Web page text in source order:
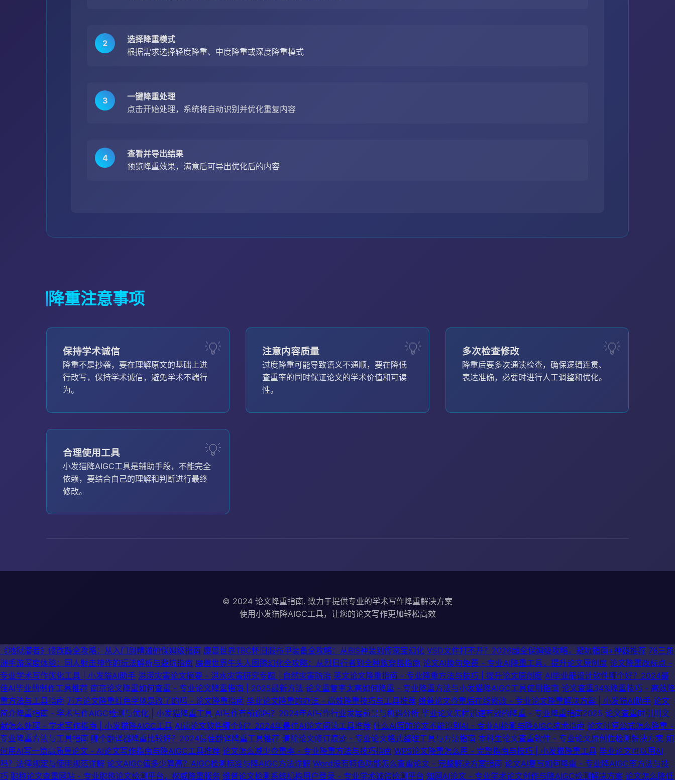
2
选择降重模式
根据需求选择轻度降重、中度降重或深度降重模式
3
一键降重处理
点击开始处理，系统将自动识别并优化重复内容
4
查看并导出结果
预览降重效果，满意后可导出优化后的内容
降重注意事项
保持学术诚信
降重不是抄袭，要在理解原文的基础上进
行改写，保持学术诚信，避免学术不端行
为。
注意内容质量
过度降重可能导致语义不通顺，要在降低
查重率的同时保证论文的学术价值和可读
性。
多次检查修改
降重后要多次通读检查，确保逻辑连贯、
表达准确，必要时进行人工调整和优化。
合理使用工具
小发猫降AIGC工具是辅助手段，不能完全
依赖，要结合自己的理解和判断进行最终
修改。
© 2024 论文降重指南. 致力于提供专业的学术写作降重解决方案
使用小发猫降AIGC工具，让您的论文写作更加轻松高效
《地狱潜者》修改器全攻略：从入门到精通的保姆级指南 魔兽世界TBC怀旧服布甲装备全攻略：从BIS神装到传家宝幻化 VSD文件打不开？2026超全保姆级攻略，避坑指南+神器推荐 78三角
洲手游深度体验：同人射击神作的玩法解析与避坑指南 魔兽世界牛头人图腾幻化全攻略：从烈日行者到全种族穿搭指南 论文AI换句免费 - 专业AI降重工具，提升论文原创度 论文降重改标点 -
专业学术写作优化工具 | 小发猫AI助手 洪涝灾害论文摘要 - 洪水灾害研究专题 | 自然灾害防治 英文论文降重指南 - 专业降重方法与技巧 | 提升论文原创度 AI毕业册设计软件哪个好？2024最
佳AI毕业册制作工具推荐 南京论文降重如何查重 - 专业论文降重指南 | 2025最新方法 论文重复率太高如何降重 - 专业降重方法与小发猫降AIGC工具使用指南 论文查重34%降重技巧 - 高效降
重方法与工具指南 万方论文降重红色字体是改了的吗 - 论文降重指南 毕业论文降重的办法 - 高效降重技巧与工具推荐 维普论文查重后在线修改 - 专业论文降重解决方案 | 小发猫AI助手 论文
简介降重指南 - 学术写作AIGC检测与优化 | 小发猫降重工具 AI写作有前途吗？2024年AI写作行业发展前景与机遇分析 毕业论文怎样迅速有效的降重 - 专业降重指南2025 论文查重时引用文
献怎么处理 - 学术写作指南 | 小发猫降AIGC工具 AI读论文软件哪个好？2024年最佳AI论文阅读工具推荐 什么AI写的论文不能识别AI - 专业AI检测与降AIGC技术指南 论文计算公式怎么降重 -
专业降重方法与工具指南 哪个翻译器降重比较好？2024最佳翻译降重工具推荐 清除论文修订痕迹 - 专业论文格式整理工具与方法指南 本科生论文查重软件 - 专业论文原创性检测解决方案 如
何用AI写一篇高质量论文 - AI论文写作指南与降AIGC工具推荐 论文怎么减少查重率 - 专业降重方法与技巧指南 WPS论文降重怎么用 - 完整指南与技巧 | 小发猫降重工具 毕业论文可以用AI
吗？法律规定与使用规范详解 论文AIGC值多少算高？AIGC检测标准与降AIGC方法详解 Word没有特色功能怎么查重论文 - 完整解决方案指南 论文AI复写如何降重 - 专业降AIGC率方法与技
巧 职称论文查重网站 - 专业职称论文检测平台，权威降重服务 维普论文检测系统机构用户登录 - 专业学术诚信检测平台 知网AI论文 - 专业学术论文创作与降AIGC检测解决方案 论文怎么降低